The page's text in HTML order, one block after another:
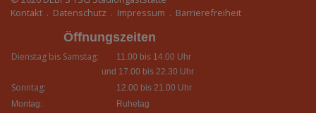
Kontakt . Datenschutz . Impressum . Barrierefreiheit
Öffnungszeiten
Dienstag bis Samstag:
11.00 bis 14.00 Uhr
und 17.00 bis 22.30 Uhr
Sonntag:
12.00 bis 21.00 Uhr
Montag:
Ruhetag